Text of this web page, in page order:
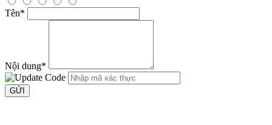
Tên*
Nội dung*
GỬI